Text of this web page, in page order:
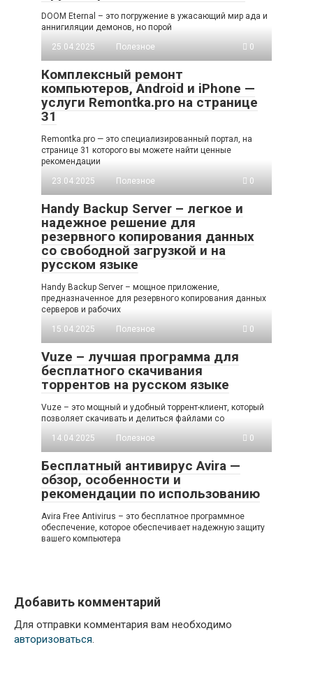
DOOM Eternal – это погружение в ужасающий мир ада и
аннигиляции демонов, но порой
25.04.2025
Полезное 0
Комплексный ремонт
компьютеров, Android и iPhone —
услуги Remontka.pro на странице
31
Remontka.pro — это специализированный портал, на
странице 31 которого вы можете найти ценные
рекомендации
23.04.2025
Полезное 0
Handy Backup Server – легкое и
надежное решение для
резервного копирования данных
со свободной загрузкой и на
русском языке
Handy Backup Server – мощное приложение,
предназначенное для резервного копирования данных
серверов и рабочих
15.04.2025
Полезное 0
Vuze – лучшая программа для
бесплатного скачивания
торрентов на русском языке
Vuze – это мощный и удобный торрент-клиент, который
позволяет скачивать и делиться файлами со
14.04.2025
Полезное 0
Бесплатный антивирус Avira —
обзор, особенности и
рекомендации по использованию
Avira Free Antivirus – это бесплатное программное
обеспечение, которое обеспечивает надежную защиту
вашего компьютера
Добавить комментарий
Для отправки комментария вам необходимо
авторизоваться.